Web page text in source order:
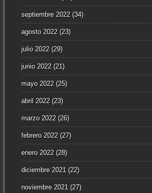
septiembre 2022(34)
agosto 2022(23)
julio 2022(29)
junio 2022(21)
mayo 2022(25)
abril 2022(23)
marzo 2022(26)
febrero 2022(27)
enero 2022(28)
diciembre 2021(22)
noviembre 2021(27)